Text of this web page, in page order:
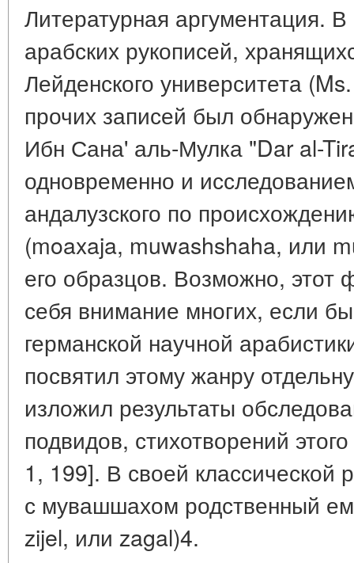
Литературная аргументация.
арабских рукописей,
Лейденского университета
прочих записей был обнаружен
Ибн Сана' аль-Мулка "Dar al-
одновременно и
андалузского по
(moaxaja, muwashshaha, или
его образцов. Возможно, этот
себя внимание многих, если
германской научной
посвятил этому жанру
изложил результаты
подвидов, стихотворений
1, 199]. В своей классической
с мувашшахом родственный
zijel, или zagal)4.